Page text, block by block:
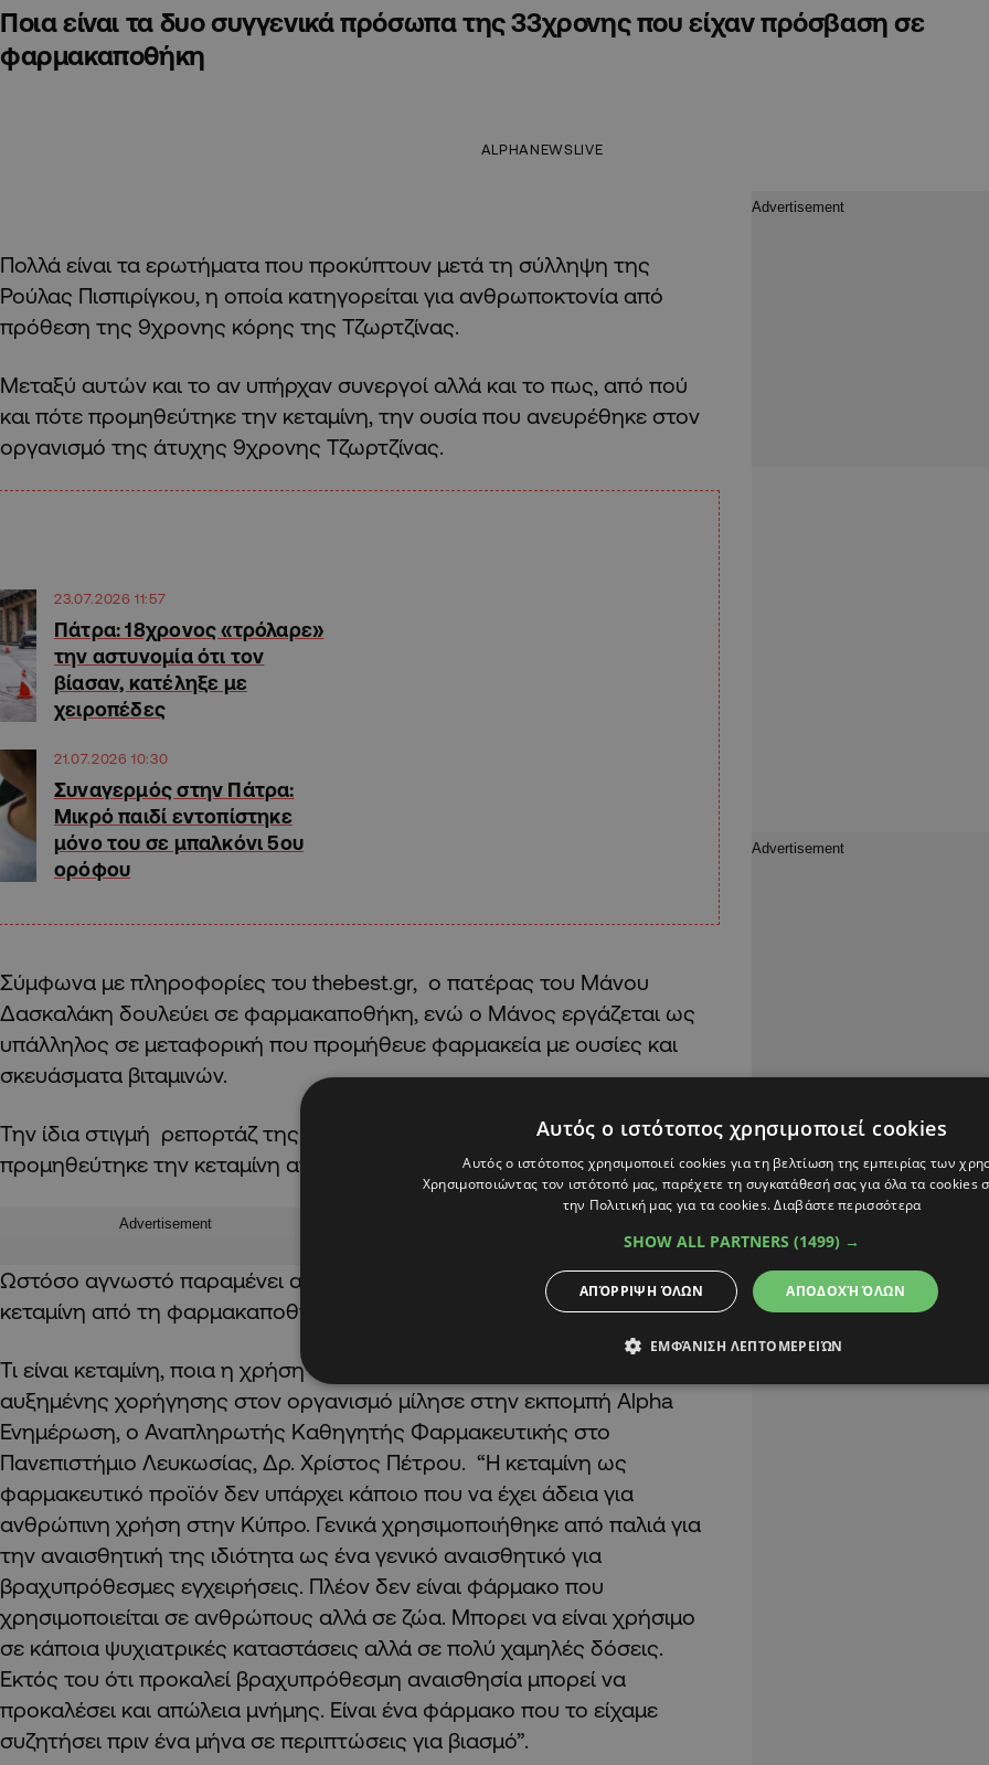
Ποια είναι τα δυο συγγενικά πρόσωπα της 33χρονης που είχαν πρόσβαση σε
φαρμακαποθήκη
ALPHANEWSLIVE
Πολλά είναι τα ερωτήματα που προκύπτουν μετά τη σύλληψη της
Ρούλας Πισπιρίγκου, η οποία κατηγορείται για ανθρωποκτονία από
πρόθεση της 9χρονης κόρης της Τζωρτζίνας.
Μεταξύ αυτών και το αν υπήρχαν συνεργοί αλλά και το πως, από πού
και πότε προμηθεύτηκε την κεταμίνη, την ουσία που ανευρέθηκε στον
οργανισμό της άτυχης 9χρονης Τζωρτζίνας.
23.07.2026 11:57
Πάτρα: 18χρονος «τρόλαρε»
την αστυνομία ότι τον
βίασαν, κατέληξε με
χειροπέδες
21.07.2026 10:30
Συναγερμός στην Πάτρα:
Μικρό παιδί εντοπίστηκε
μόνο του σε μπαλκόνι 5ου
ορόφου
Σύμφωνα με πληροφορίες του thebest.gr, ο πατέρας του Μάνου
Δασκαλάκη δουλεύει σε φαρμακαποθήκη, ενώ ο Μάνος εργάζεται ως
υπάλληλος σε μεταφορική που προμήθευε φαρμακεία με ουσίες και
σκευάσματα βιταμινών.
Την ίδια στιγμή ρεπορτάζ της ΕΡΤ αναφέρει ότι η 33χρονη φέρεται να
προμηθεύτηκε την κεταμίνη από φαρμακαποθήκη της Πάτρας.
Advertisement
Ωστόσο αγνωστό παραμένει αν η Ρούλα Πισπιρίγκου προμηθεύτηκε την
κεταμίνη από τη φαρμακαποθήκη που εργάζεται ο πατέρας του Μάνου.
Τι είναι κεταμίνη, ποια η χρήση της και ποιες είναι οι συνέπειες
αυξημένης χορήγησης στον οργανισμό μίλησε στην εκπομπή Alpha
Ενημέρωση, ο Αναπληρωτής Καθηγητής Φαρμακευτικής στο
Πανεπιστήμιο Λευκωσίας, Δρ. Χρίστος Πέτρου. “Η κεταμίνη ως
φαρμακευτικό προϊόν δεν υπάρχει κάποιο που να έχει άδεια για
ανθρώπινη χρήση στην Κύπρο. Γενικά χρησιμοποιήθηκε από παλιά για
την αναισθητική της ιδιότητα ως ένα γενικό αναισθητικό για
βραχυπρόθεσμες εγχειρήσεις. Πλέον δεν είναι φάρμακο που
χρησιμοποιείται σε ανθρώπους αλλά σε ζώα. Μπορει να είναι χρήσιμο
σε κάποια ψυχιατρικές καταστάσεις αλλά σε πολύ χαμηλές δόσεις.
Εκτός του ότι προκαλεί βραχυπρόθεσμη αναισθησία μπορεί να
προκαλέσει και απώλεια μνήμης. Είναι ένα φάρμακο που το είχαμε
συζητήσει πριν ένα μήνα σε περιπτώσεις για βιασμό”.
Αυτός ο ιστότοπος χρησιμοποιεί cookies
Αυτός ο ιστότοπος χρησιμοποιεί cookies για τη βελτίωση της εμπειρίας των
Χρησιμοποιώντας τον ιστότοπό μας, παρέχετε τη συγκατάθεσή σας για όλα τα cookies
την Πολιτική μας για τα cookies.Διαβάστε περισσότερα
SHOW ALL PARTNERS (1499) →
ΑΠΟΔΟΧΉ ΌΛΩΝ
ΑΠΌΡΡΙΨΗ ΌΛΩΝ
ΕΜΦΆΝΙΣΗ ΛΕΠΤΟΜΕΡΕΙΏΝ